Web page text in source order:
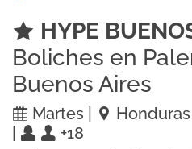
HYPE
Boliches en
Buenos Aires
Martes |
+18